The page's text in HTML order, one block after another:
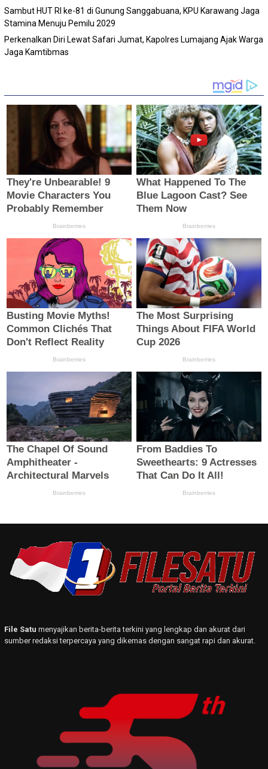
Sambut HUT RI ke-81 di Gunung Sanggabuana, KPU Karawang Jaga
Stamina Menuju Pemilu 2029
Perkenalkan Diri Lewat Safari Jumat, Kapolres Lumajang Ajak Warga
Jaga Kamtibmas
File Satu menyajikan berita-berita terkini yang lengkap dan akurat dari
sumber redaksi terpercaya yang dikemas dengan sangat rapi dan akurat.